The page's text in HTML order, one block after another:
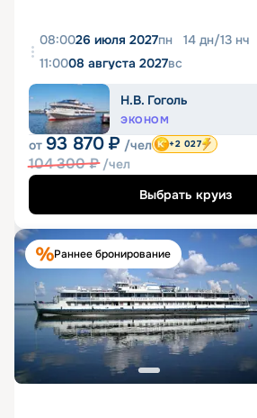
08:0026 июля 2027пн 14 дн/13 нч
11:0008 августа 2027вс
Н.В. Гоголь
ЭКОНОМ
от 93 870 ₽ /чел
104 300₽ /чел
+2 027
Выбрать круиз
Раннее бронирование